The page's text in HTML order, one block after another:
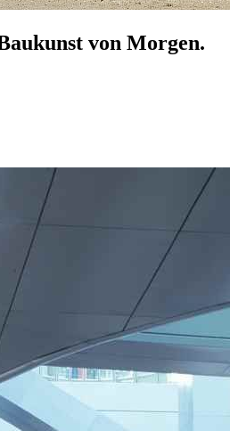
von Morgen.